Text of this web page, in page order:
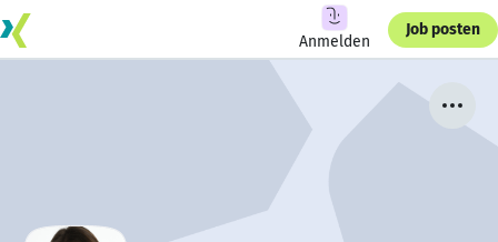
Anmelden
Job posten